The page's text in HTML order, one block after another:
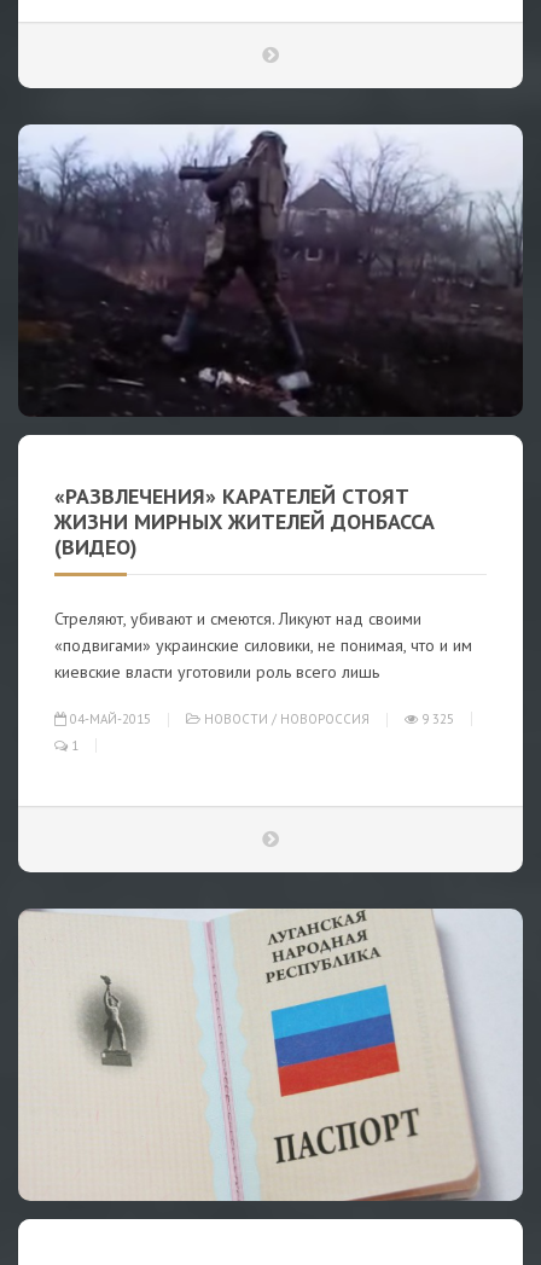
«РАЗВЛЕЧЕНИЯ» КАРАТЕЛЕЙ СТОЯТ
ЖИЗНИ МИРНЫХ ЖИТЕЛЕЙ ДОНБАССА
(ВИДЕО)
Стреляют, убивают и смеются. Ликуют над своими
«подвигами» украинские силовики, не понимая, что и им
киевские власти уготовили роль всего лишь
04-МАЙ-2015 НОВОСТИ / НОВОРОССИЯ
9 325
1